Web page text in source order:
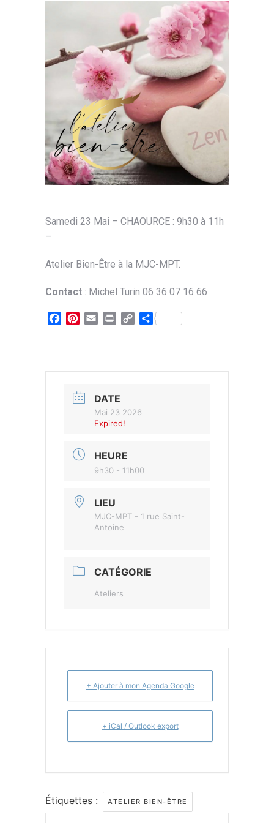
Samedi 23 Mai – CHAOURCE : 9h30 à 11h
–
Atelier Bien-Être à la MJC-MPT.
Contact : Michel Turin 06 36 07 16 66
Facebook
Pinterest
Email Print
CopyPartager
DATE
Mai 23 2026
Expired!
HEURE
9h30 - 11h00
LIEU
MJC-MPT - 1 rue Saint-
Antoine
CATÉGORIE
Ateliers
+ Ajouter à mon Agenda Google
+ iCal / Outlook export
Étiquettes : ATELIER BIEN-ÊTRE